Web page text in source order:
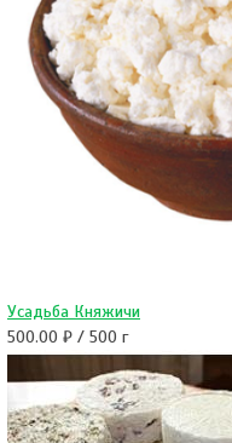
Усадьба Княжичи
500.00 ₽ / 500 г